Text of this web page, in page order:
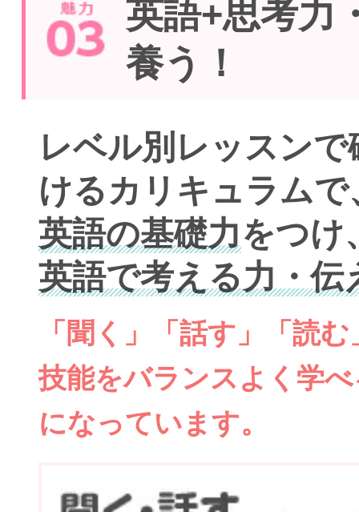
英語+思考力
養う！
レベル別レッスン
けるカリキュラムで
英語の基礎力をつけ
英語で考える力・伝
「聞く」「話す」「読
技能をバランスよく学
になっています。